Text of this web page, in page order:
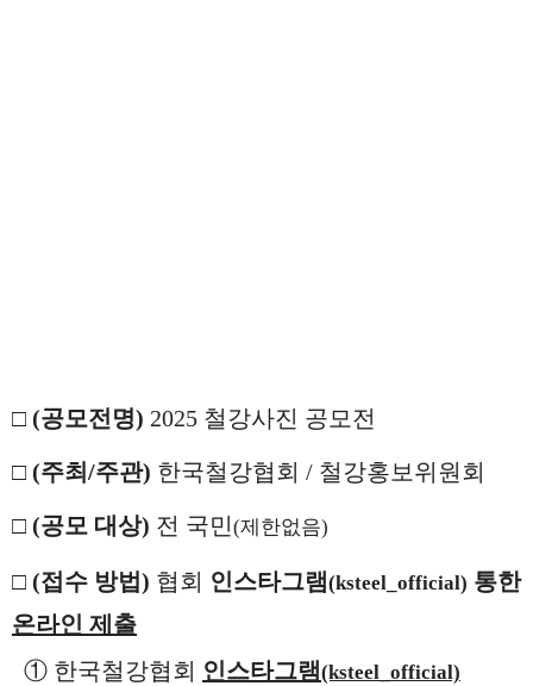
□ (공모전명) 2025 철강사진 공모전
□ (주최/주관) 한국철강협회 / 철강홍보위원회
□ (공모 대상) 전 국민(제한없음)
□ (접수 방법) 협회 인스타그램(ksteel_official) 통한
온라인 제출
① 한국철강협회 인스타그램(ksteel_official)